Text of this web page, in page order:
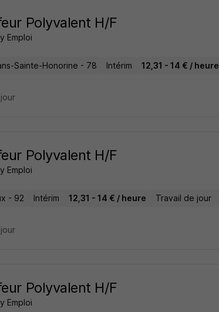
Polyvalent H/F
Emploi
Sainte-Honorine - 78 Intérim 12,31 - 14 € / heure
Polyvalent H/F
Emploi
- 92 Intérim 12,31 - 14 € / heure Travail de jour
Polyvalent H/F
Emploi